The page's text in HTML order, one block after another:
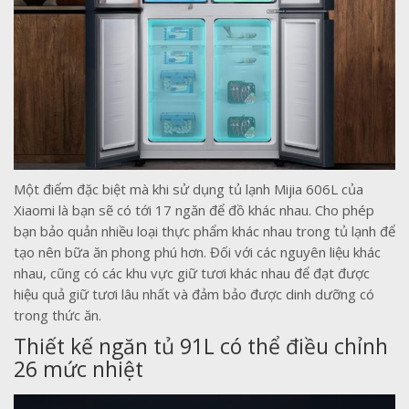
Một điểm đặc biệt mà khi sử dụng tủ lạnh Mijia 606L của
Xiaomi là bạn sẽ có tới 17 ngăn để đồ khác nhau. Cho phép
bạn bảo quản nhiều loại thực phẩm khác nhau trong tủ lạnh để
tạo nên bữa ăn phong phú hơn. Đối với các nguyên liệu khác
nhau, cũng có các khu vực giữ tươi khác nhau để đạt được
hiệu quả giữ tươi lâu nhất và đảm bảo được dinh dưỡng có
trong thức ăn.
Thiết kế ngăn tủ 91L có thể điều chỉnh
26 mức nhiệt